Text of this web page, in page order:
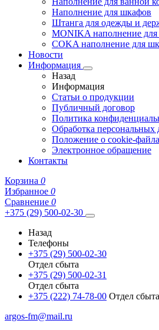
Наполнение для шкафов
Штанга для одежды и
MONIKA наполнение
COKA наполнение для
Новости
Информация
Назад
Информация
Статьи о продукции
Публичный договор
Политика
Обработка персональных
Положение о cookie-
Электронное обращение
Контакты
Корзина 0
Избранное 0
Сравнение 0
+375 (29) 500-02-30
Назад
Телефоны
+375 (29) 500-02-30
Отдел сбыта
+375 (29) 500-02-31
Отдел сбыта
+375 (222) 74-78-00 Отдел сбыта
argos-fm@mail.ru